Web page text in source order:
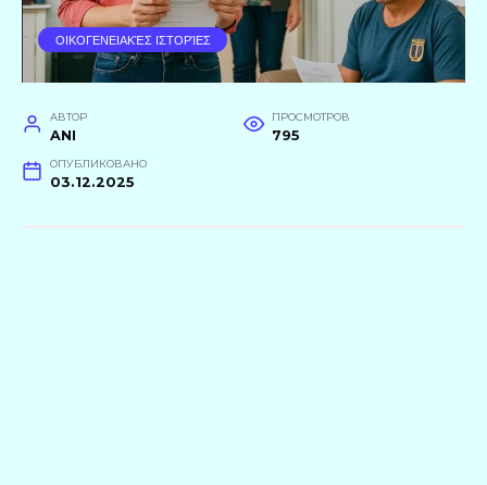
ΟΙΚΟΓΕΝΕΙΑΚΈΣ ΙΣΤΟΡΊΕΣ
АВТОР
ANI
ПРОСМОТРОВ
795
ОПУБЛИКОВАНО
03.12.2025